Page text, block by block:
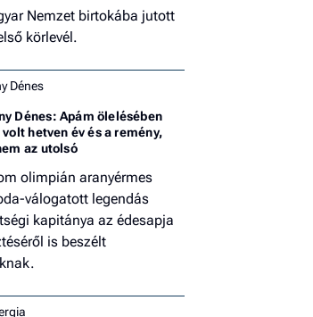
Nemzet birtokába jutott
körlevél.
Dénes
Dénes: Apám ölelésében
volt hetven év és a remény,
az utolsó
olimpián aranyérmes
válogatott legendás
kapitánya az édesapja
is beszélt